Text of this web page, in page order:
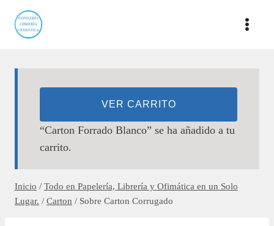
Saltar
contenido
“Carton Forrado Blanco” se ha añadido a tu
carrito.
VER CARRITO
Inicio / Todo en Papelería, Librería y Ofimática en un Solo
Lugar. / Carton / Sobre Carton Corrugado